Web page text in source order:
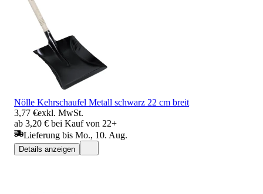
Nölle Kehrschaufel Metall schwarz 22 cm breit
3,77 €exkl. MwSt.
ab 3,20 € bei Kauf von 22+
Lieferung bis Mo., 10. Aug.
Details anzeigen